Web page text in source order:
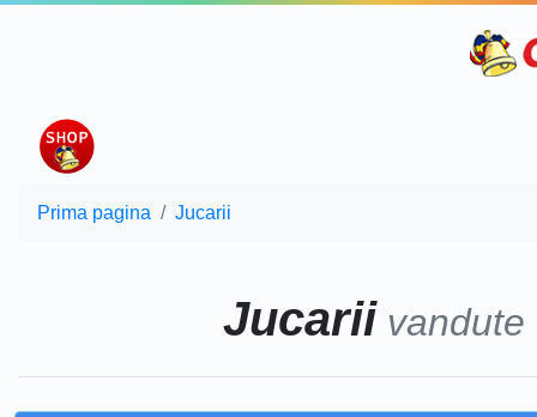
Prima pagina Jucarii
Jucarii